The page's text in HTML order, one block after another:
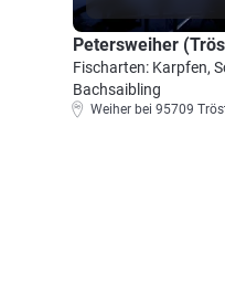
Petersweiher
Fischarten: Karpfen,
Bachsaibling
Weiher bei 95709